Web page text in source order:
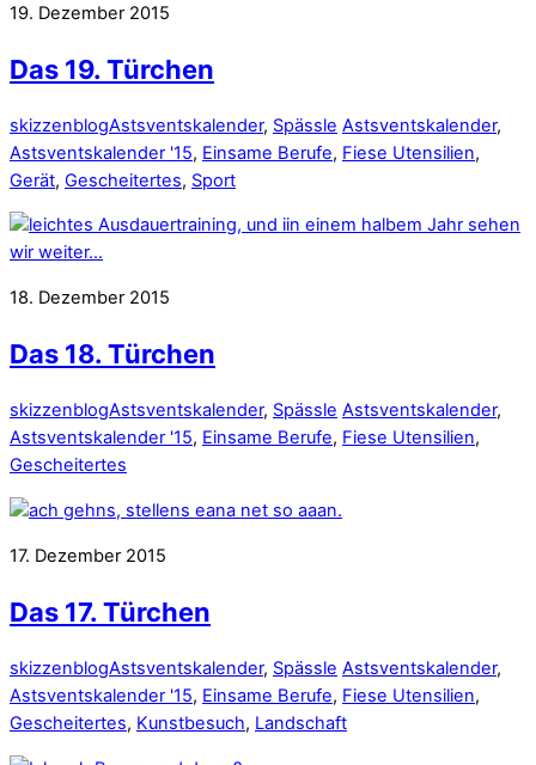
19. Dezember 2015
Das 19. Türchen
skizzenblogAstsventskalender, Spässle Astsventskalender,
Astsventskalender '15, Einsame Berufe, Fiese Utensilien,
Gerät, Gescheitertes, Sport
18. Dezember 2015
Das 18. Türchen
skizzenblogAstsventskalender, Spässle Astsventskalender,
Astsventskalender '15, Einsame Berufe, Fiese Utensilien,
Gescheitertes
17. Dezember 2015
Das 17. Türchen
skizzenblogAstsventskalender, Spässle Astsventskalender,
Astsventskalender '15, Einsame Berufe, Fiese Utensilien,
Gescheitertes, Kunstbesuch, Landschaft